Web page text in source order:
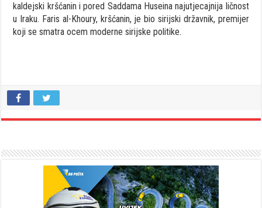
kaldejski kršćanin i pored Saddama Huseina najutjecajnija ličnost
u Iraku. Faris al-Khoury, kršćanin, je bio sirijski državnik, premijer
koji se smatra ocem moderne sirijske politike.